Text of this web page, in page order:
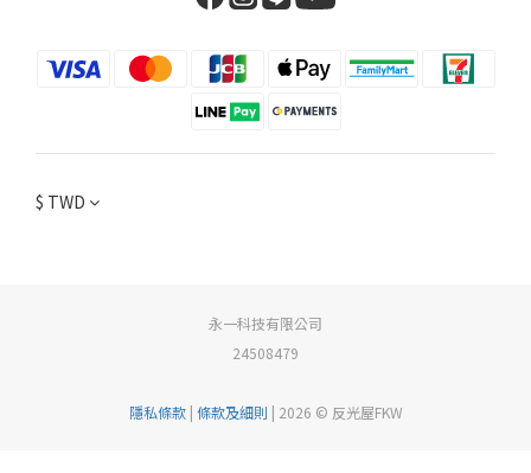
$ TWD
永一科技有限公司
24508479
隱私條款| 條款及細則 | 2026 © 反光屋FKW